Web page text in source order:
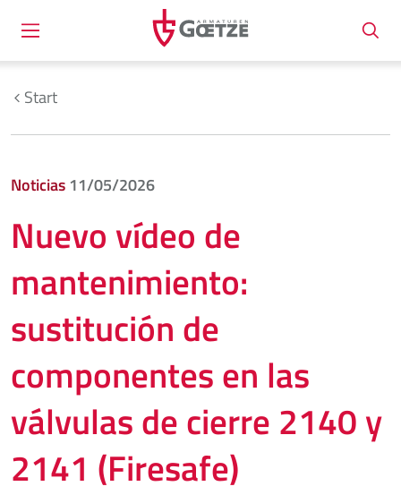
Start
Noticias11/05/2026
Nuevo vídeo de
mantenimiento:
sustitución de
componentes en las
válvulas de cierre 2140 y
2141 (Firesafe)